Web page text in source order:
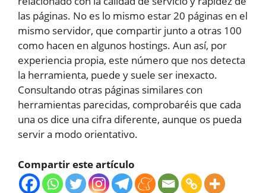
las páginas. No es lo mismo estar 20 páginas en el
mismo servidor, que compartir junto a otras 100
como hacen en algunos hostings. Aun así, por
experiencia propia, este número que nos detecta
la herramienta, puede y suele ser inexacto.
Consultando otras páginas similares con
herramientas parecidas, comprobaréis que cada
una os dice una cifra diferente, aunque os pueda
servir a modo orientativo.
Compartir este artículo